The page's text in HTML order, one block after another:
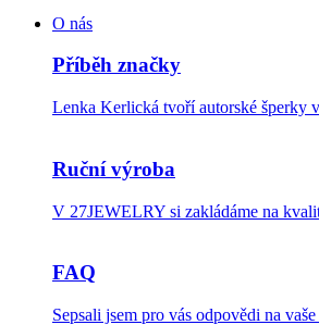
O nás
Příběh značky
Lenka Kerlická tvoří autorské šperky
Ruční výroba
V 27JEWELRY si zakládáme na
FAQ
Sepsali jsem pro vás odpovědi na